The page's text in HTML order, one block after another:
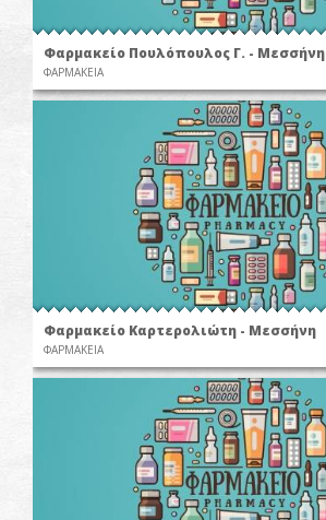
Φαρμακείο Πουλόπουλος Γ. - Μεσσήνη
ΦΑΡΜΑΚΕΙΑ
Φαρμακείο Καρτερολιώτη - Μεσσήνη
ΦΑΡΜΑΚΕΙΑ